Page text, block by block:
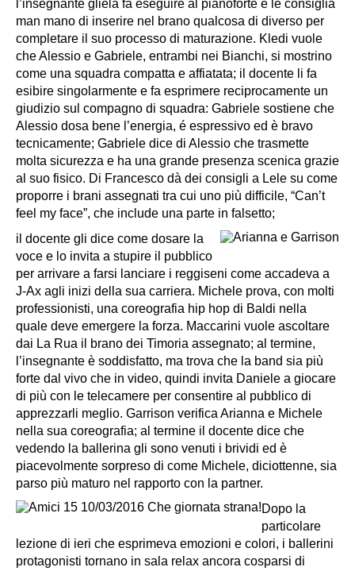
l’insegnante gliela fa eseguire al pianoforte e le consiglia
man mano di inserire nel brano qualcosa di diverso per
completare il suo processo di maturazione. Kledi vuole
che Alessio e Gabriele, entrambi nei Bianchi, si mostrino
come una squadra compatta e affiatata; il docente li fa
esibire singolarmente e fa esprimere reciprocamente un
giudizio sul compagno di squadra: Gabriele sostiene che
Alessio dosa bene l’energia, é espressivo ed è bravo
tecnicamente; Gabriele dice di Alessio che trasmette
molta sicurezza e ha una grande presenza scenica grazie
al suo fisico. Di Francesco dà dei consigli a Lele su come
proporre i brani assegnati tra cui uno più difficile, “Can’t
feel my face”, che include una parte in falsetto;
il docente gli dice come dosare la
voce e lo invita a stupire il pubblico
per arrivare a farsi lanciare i reggiseni come accadeva a
J-Ax agli inizi della sua carriera. Michele prova, con molti
professionisti, una coreografia hip hop di Baldi nella
quale deve emergere la forza. Maccarini vuole ascoltare
dai La Rua il brano dei Timoria assegnato; al termine,
l’insegnante è soddisfatto, ma trova che la band sia più
forte dal vivo che in video, quindi invita Daniele a giocare
di più con le telecamere per consentire al pubblico di
apprezzarli meglio. Garrison verifica Arianna e Michele
nella sua coreografia; al termine il docente dice che
vedendo la ballerina gli sono venuti i brividi ed è
piacevolmente sorpreso di come Michele, diciottenne, sia
parso più maturo nel rapporto con la partner.
Dopo la
particolare
lezione di ieri che esprimeva emozioni e colori, i ballerini
protagonisti tornano in sala relax ancora cosparsi di